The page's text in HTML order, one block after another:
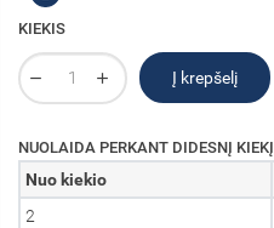
KIEKIS
Į krepšelį
NUOLAIDA PERKANT DIDESNĮ KIEKĮ
Nuo kiekio
2